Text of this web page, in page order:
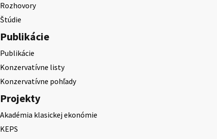
Rozhovory
Štúdie
Publikácie
Publikácie
Konzervatívne listy
Konzervatívne pohľady
Projekty
Akadémia klasickej ekonómie
KEPS